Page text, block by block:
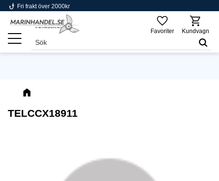
Meny
phishing Fri frakt över 2000kr
Favoriter Kundvagn
TELCCX18911